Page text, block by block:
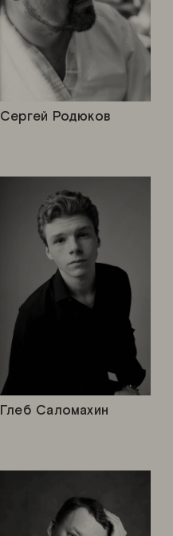
Сергей Родюков
Глеб Саломахин